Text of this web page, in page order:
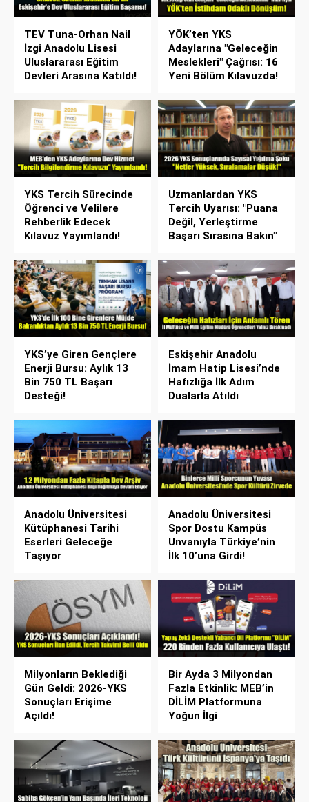
TEV Tuna-Orhan Nail
İzgi Anadolu Lisesi
Uluslararası Eğitim
Devleri Arasına Katıldı!
YÖK’ten YKS
Adaylarına "Geleceğin
Meslekleri" Çağrısı: 16
Yeni Bölüm Kılavuzda!
YKS Tercih Sürecinde
Öğrenci ve Velilere
Rehberlik Edecek
Kılavuz Yayımlandı!
Uzmanlardan YKS
Tercih Uyarısı: "Puana
Değil, Yerleştirme
Başarı Sırasına Bakın"
YKS’ye Giren Gençlere
Enerji Bursu: Aylık 13
Bin 750 TL Başarı
Desteği!
Eskişehir Anadolu
İmam Hatip Lisesi’nde
Hafızlığa İlk Adım
Dualarla Atıldı
Anadolu Üniversitesi
Kütüphanesi Tarihi
Eserleri Geleceğe
Taşıyor
Anadolu Üniversitesi
Spor Dostu Kampüs
Unvanıyla Türkiye’nin
İlk 10’una Girdi!
Milyonların Beklediği
Gün Geldi: 2026-YKS
Sonuçları Erişime
Açıldı!
Bir Ayda 3 Milyondan
Fazla Etkinlik: MEB’in
DİLİM Platformuna
Yoğun İlgi